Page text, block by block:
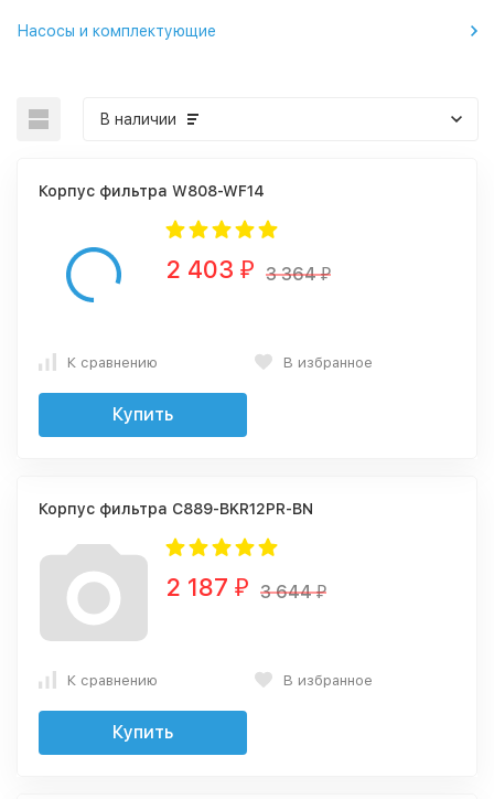
Насосы и комплектующие
В наличии
Корпус фильтра W808-WF14
2 403 ₽ 3 364₽
К сравнению В избранное
Купить
Корпус фильтра C889-BKR12PR-BN
2 187 ₽ 3 644₽
К сравнению В избранное
Купить